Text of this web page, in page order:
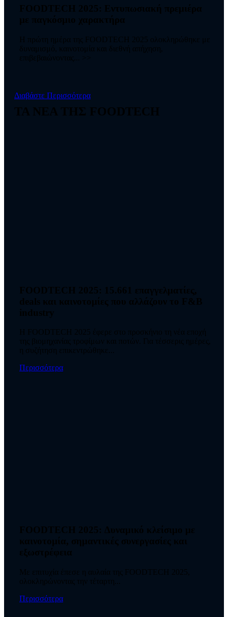
FOODTECH 2025: Εντυπωσιακή πρεμιέρα
με παγκόσμιο χαρακτήρα
Η πρώτη ημέρα της FOODTECH 2025 ολοκληρώθηκε με
δυναμισμό, καινοτομία και διεθνή απήχηση,
επιβεβαιώνοντας... >>
Διαβάστε Περισσότερα
TA NEA THΣ FOODTECH
FOODTECH 2025: 15.661 επαγγελματίες,
deals και καινοτομίες που αλλάζουν το F&B
industry
Η FOODTECH 2025 έφερε στο προσκήνιο τη νέα εποχή
της βιομηχανίας τροφίμων και ποτών. Για τέσσερις ημέρες,
η συζήτηση επικεντρώθηκε...
Περισσότερα
FOODTECH 2025: Δυναμικό κλείσιμο με
καινοτομία, σημαντικές συνεργασίες και
εξωστρέφεια
Με επιτυχία έπεσε η αυλαία της FOODTECH 2025,
ολοκληρώνοντας την τέταρτη...
Περισσότερα